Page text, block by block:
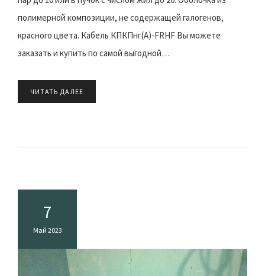
полимерной композиции, не содержащей галогенов,
красного цвета. Кабель КПКПнг(A)-FRHF Вы можете
заказать и купить по самой выгодной…
ЧИТАТЬ ДАЛЕЕ
7
Май 2023